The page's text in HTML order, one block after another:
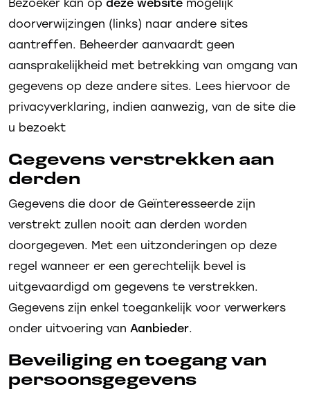
doorverwijzingen (links) naar andere sites
aantreffen. Beheerder aanvaardt geen
aansprakelijkheid met betrekking van omgang van
gegevens op deze andere sites. Lees hiervoor de
privacyverklaring, indien aanwezig, van de site die
u bezoekt
Gegevens verstrekken aan
derden
Gegevens die door de Geïnteresseerde zijn
verstrekt zullen nooit aan derden worden
doorgegeven. Met een uitzonderingen op deze
regel wanneer er een gerechtelijk bevel is
uitgevaardigd om gegevens te verstrekken.
Gegevens zijn enkel toegankelijk voor verwerkers
onder uitvoering van Aanbieder.
Beveiliging en toegang van
persoonsgegevens